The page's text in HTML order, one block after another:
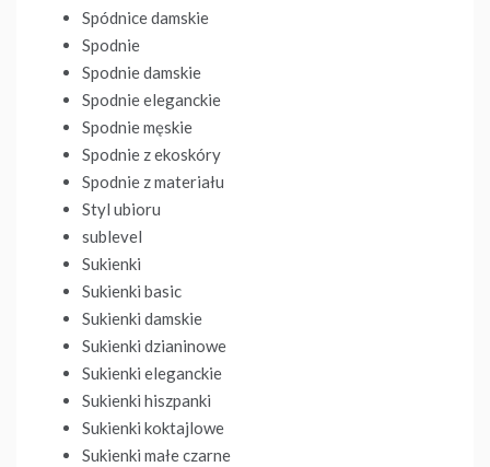
Spódnice damskie
Spodnie
Spodnie damskie
Spodnie eleganckie
Spodnie męskie
Spodnie z ekoskóry
Spodnie z materiału
Styl ubioru
sublevel
Sukienki
Sukienki basic
Sukienki damskie
Sukienki dzianinowe
Sukienki eleganckie
Sukienki hiszpanki
Sukienki koktajlowe
Sukienki małe czarne